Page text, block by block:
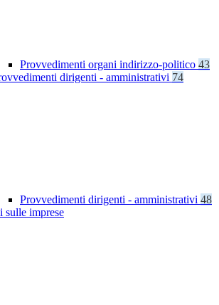
Provvedimenti organi indirizzo-politico 43
dirigenti - amministrativi 74
Provvedimenti dirigenti - amministrativi 48
sulle imprese